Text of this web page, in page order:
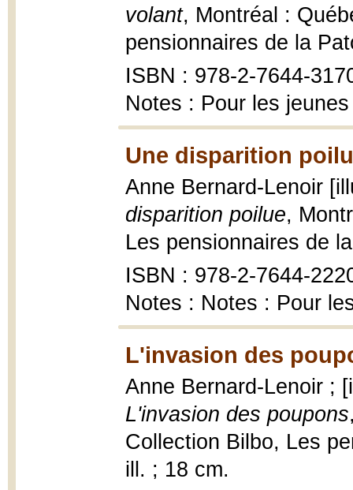
volant, Montréal :
pensionnaires de la
ISBN : 978-2-7644-
Notes : Pour les jeunes
Une disparition
Anne Bernard-Lenoir
disparition poilue,
Les pensionnaires de
ISBN : 978-2-7644-
Notes : Notes : Pour
L'invasion des
Anne Bernard-Lenoir ;
L'invasion des poupons
Collection Bilbo, Les
ill. ; 18 cm.